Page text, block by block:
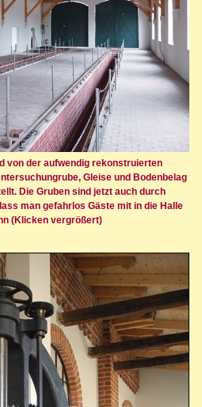
von der aufwendig rekonstruierten
Gleise und Bodenbelag
Die Gruben sind jetzt auch durch
man gefahrlos Gäste mit in die Halle
(Klicken vergrößert)